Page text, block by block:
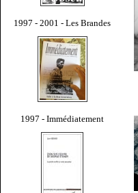
1997 - 2001 - Les Brandes
1997 - Immédiatement